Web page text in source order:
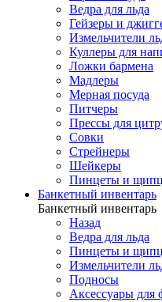
Ведра для льда
Гейзеры и
Измельчители
Куллеры для
Ложки бармена
Мадлеры
Мерная посуда
Питчеры
Прессы для
Совки
Стрейнеры
Шейкеры
Пинцеты и
Банкетный инвентарь
Банкетный инвентарь
Назад
Ведра для льда
Пинцеты и
Измельчители
Подносы
Аксессуары для